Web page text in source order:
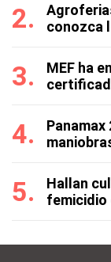
conozca
MEF ha
Hallan
femicidio